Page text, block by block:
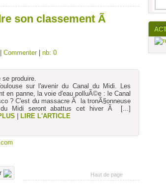
son classement Ã
Commenter| nb: 0
produire.
sur l'avenir du Canal du Midi. Les
en panne, la voie d'eau polluÃ©e : le Canal
? C'est du massacre Ã la tronÃ§onneuse
Midi seront abattus cet hiver Ã
[...]
LIRE L'ARTICLE
Haut de page